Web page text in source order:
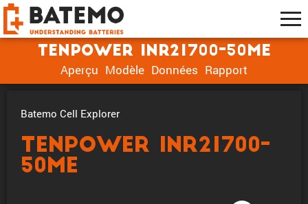
Tenpower INR21700-50ME
Aperçu Modèle Données Rapport
Batemo Cell Explorer
Tenpower INR21700-
50ME